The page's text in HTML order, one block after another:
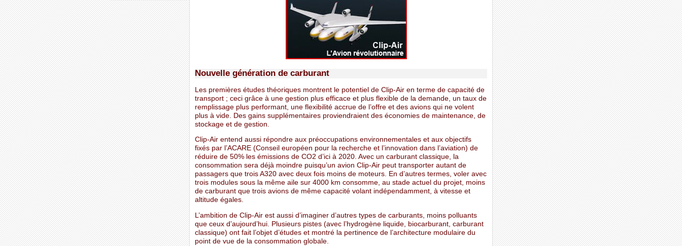
Nouvelle génération de carburant
Les premières études théoriques montrent le potentiel de Clip-Air en terme de capacité de
transport ; ceci grâce à une gestion plus efficace et plus flexible de la demande, un taux de
remplissage plus performant, une flexibilité accrue de l’offre et des avions qui ne volent
plus à vide. Des gains supplémentaires proviendraient des économies de maintenance, de
stockage et de gestion.
Clip-Air entend aussi répondre aux préoccupations environnementales et aux objectifs
fixés par l’ACARE (Conseil européen pour la recherche et l’innovation dans l’aviation) de
réduire de 50% les émissions de CO2 d’ici à 2020. Avec un carburant classique, la
consommation sera déjà moindre puisqu’un avion Clip-Air peut transporter autant de
passagers que trois A320 avec deux fois moins de moteurs. En d’autres termes, voler avec
trois modules sous la même aile sur 4000 km consomme, au stade actuel du projet, moins
de carburant que trois avions de même capacité volant indépendamment, à vitesse et
altitude égales.
L’ambition de Clip-Air est aussi d’imaginer d’autres types de carburants, moins polluants
que ceux d’aujourd’hui. Plusieurs pistes (avec l’hydrogène liquide, biocarburant, carburant
classique) ont fait l’objet d’études et montré la pertinence de l’architecture modulaire du
point de vue de la consommation globale.